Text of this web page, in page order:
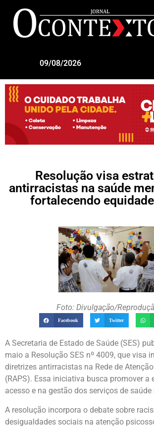
09/08/2026
Resolução visa
antirracistas na saúde
fortalecendo
Foto: Divulgação/
Facebook Twitter
A Secretaria de Estado de Saúde (SES)
maio a Resolução SES nº 4009, que visa
diretrizes antirracistas na Rede de
(RAPS). Essa iniciativa busca promover a
acesso e na gestão dos serviços de saúde
A resolução incorpora o debate sobre
desigualdades sociais na atenção